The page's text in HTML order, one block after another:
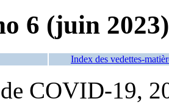
6 (juin 2023)
Index des vedettes-
de COVID-19,